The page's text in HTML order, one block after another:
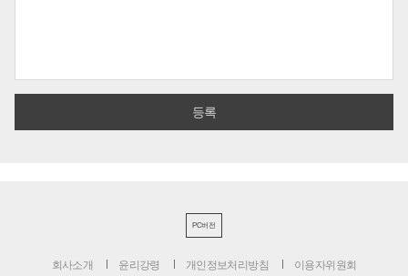
PC버전
회사소개 윤리강령 개인정보처리방침 이용자위원회